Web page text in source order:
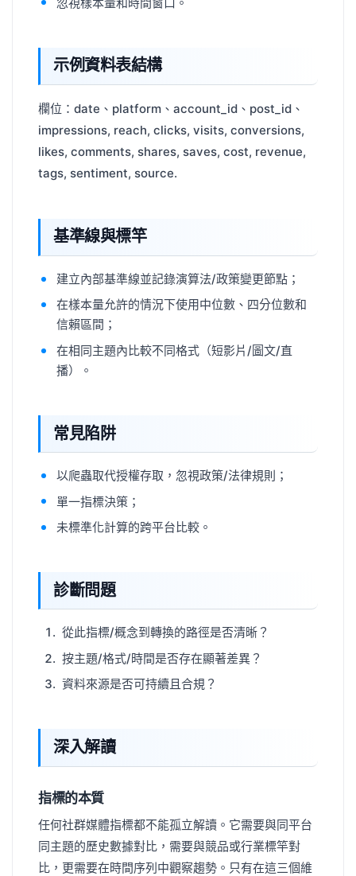
示例資料表結構
欄位：date、platform、account_id、post_id、
impressions, reach, clicks, visits, conversions,
likes, comments, shares, saves, cost, revenue,
tags, sentiment, source.
基準線與標竿
建立內部基準線並記錄演算法/政策變更節點；
在樣本量允許的情況下使用中位數、四分位數和
信賴區間；
在相同主題內比較不同格式（短影片/圖文/直
播）。
常見陷阱
以爬蟲取代授權存取，忽視政策/法律規則；
單一指標決策；
未標準化計算的跨平台比較。
診斷問題
從此指標/概念到轉換的路徑是否清晰？
按主題/格式/時間是否存在顯著差異？
資料來源是否可持續且合規？
深入解讀
指標的本質
任何社群媒體指標都不能孤立解讀。它需要與同平台
同主題的歷史數據對比，需要與競品或行業標竿對
比，更需要在時間序列中觀察趨勢。只有在這三個維